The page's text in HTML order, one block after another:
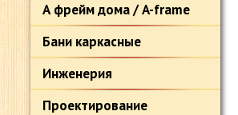
А фрейм дома / A-frame
Бани каркасные
Инженерия
Проектирование